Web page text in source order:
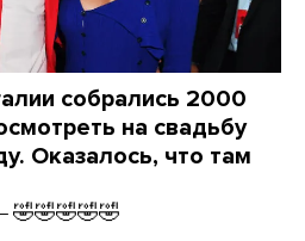
собрались 2000
на свадьбу
Оказалось, что там
🤣🤣🤣🤣🤣